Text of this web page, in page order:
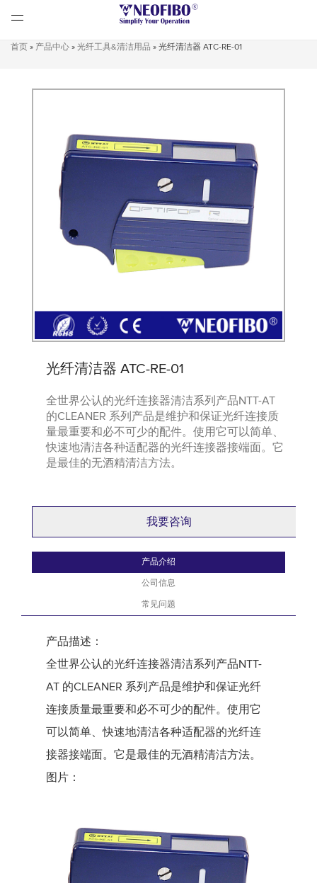
首页 » 产品中心 » 光纤工具&清洁用品 » 光纤清洁器 ATC-RE-01
光纤清洁器 ATC-RE-01
全世界公认的光纤连接器清洁系列产品NTT-AT
的CLEANER 系列产品是维护和保证光纤连接质
量最重要和必不可少的配件。使用它可以简单、
快速地清洁各种适配器的光纤连接器接端面。它
是最佳的无酒精清洁方法。
我要咨询
产品介绍
公司信息
常见问题
产品描述：
全世界公认的光纤连接器清洁系列产品NTT-
AT 的CLEANER 系列产品是维护和保证光纤
连接质量最重要和必不可少的配件。使用它
可以简单、快速地清洁各种适配器的光纤连
接器接端面。它是最佳的无酒精清洁方法。
图片：